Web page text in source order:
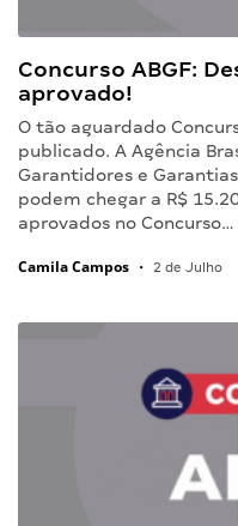
Concurso ABGF:
aprovado!
O tão aguardado
publicado. A Agência
Garantidores e
podem chegar a R$
aprovados no Concurso…
Camila Campos • 2 de Julho